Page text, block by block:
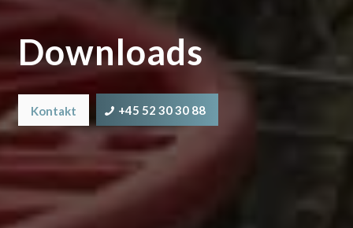
Downloads
Kontakt +45 52 30 30 88